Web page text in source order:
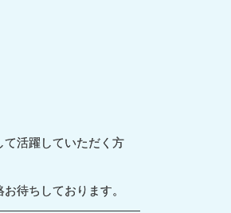
活躍していただく方
待ちしております。